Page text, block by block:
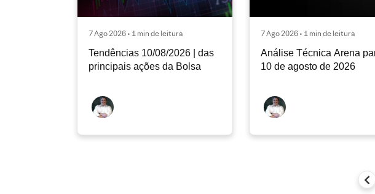
7 Ago 2026 • 1 min de leitura
Tendências 10/08/2026 | das
principais ações da Bolsa
7 Ago 2026 • 1 min de leitura
Análise Técnica Arena
10 de agosto de 2026